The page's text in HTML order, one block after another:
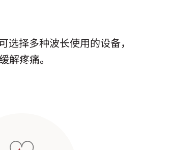
选择多种波长使用的设备，
解疼痛。